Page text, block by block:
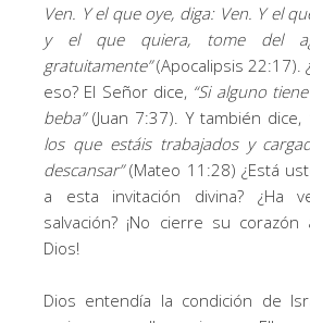
Ven. Y el que oye, diga: Ven. Y el
y el que quiera, tome del
gratuitamente”(Apocalipsis 22:17).
eso? El Señor dice, “Si alguno
beba”(Juan 7:37). Y también dice,
los que estáis trabajados y
descansar”(Mateo 11:28) ¿Está
a esta invitación divina? ¿Ha
salvación? ¡No cierre su
Dios!
Dios entendía la condición de